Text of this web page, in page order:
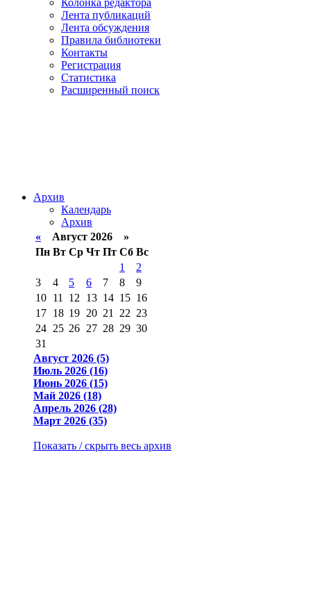
Колонка редактора
Лента публикаций
Лента обсуждения
Правила библиотеки
Контакты
Регистрация
Статистика
Расширенный поиск
Архив
Календарь
Архив
« Август 2026 »
Пн Вт Ср Чт Пт Сб Вс
1
2
3
4 5 6 7 8
9
10 11 12 13 14 15 16
17 18 19 20 21 22 23
24 25 26 27 28 29 30
31
Август 2026 (5)
Июль 2026 (16)
Июнь 2026 (15)
Май 2026 (18)
Апрель 2026 (28)
Март 2026 (35)
Показать / скрыть весь архив